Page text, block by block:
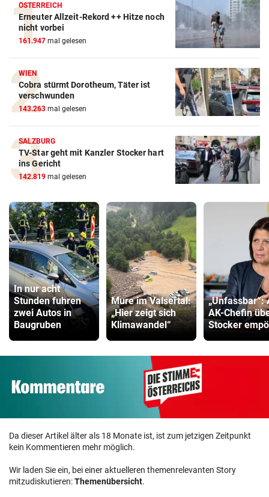
ÖSTERREICH
Erneuter Allzeit-Rekord ++ Hitze noch
nicht vorbei
161.947 mal gelesen
WIEN
Cobra stürmt Dorotheum, Täter ist
verschwunden
143.263 mal gelesen
SALZBURG
TV-Star geht mit Kanzler Stocker hart
ins Gericht
142.819 mal gelesen
In nur acht
Stunden fuhren
zwei Autos in
Baugruben
Mure im Valsertal:
„Hier zeigt sich
Klimawandel“
„Unfassbar“:
AK-Chefin
Stocker
Da dieser Artikel älter als 18 Monate ist, ist zum jetzigen Zeitpunkt
kein Kommentieren mehr möglich.
Wir laden Sie ein, bei einer aktuelleren themenrelevanten Story
mitzudiskutieren:Themenübersicht.